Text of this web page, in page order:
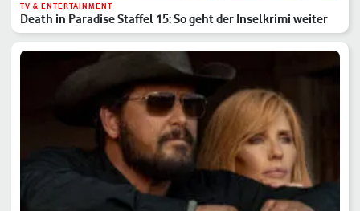
TV & ENTERTAINMENT
Death in Paradise Staffel 15: So geht der Inselkrimi weiter